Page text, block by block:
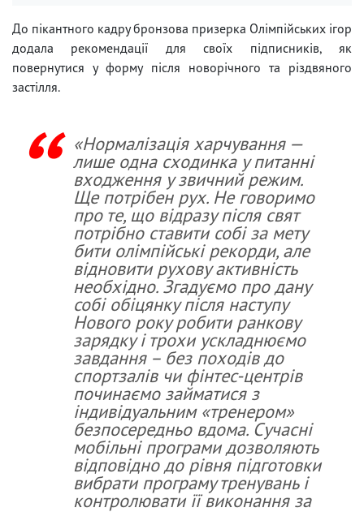
До пікантного кадру бронзова призерка Олімпійських ігор
додала рекомендації для своїх підписників, як
повернутися у форму після новорічного та різдвяного
застілля.
«Нормалізація харчування —
лише одна сходинка у питанні
входження у звичний режим.
Ще потрібен рух. Не говоримо
про те, що відразу після свят
потрібно ставити собі за мету
бити олімпійські рекорди, але
відновити рухову активність
необхідно. Згадуємо про дану
собі обіцянку після наступу
Нового року робити ранкову
зарядку і трохи ускладнюємо
завдання – без походів до
спортзалів чи фінтес-центрів
починаємо займатися з
індивідуальним «тренером»
безпосередньо вдома. Сучасні
мобільні програми дозволяють
відповідно до рівня підготовки
вибрати програму тренувань і
контролювати її виконання за